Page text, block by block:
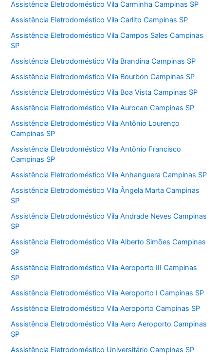
Assistência Eletrodoméstico Vila Carminha Campinas SP
Assistência Eletrodoméstico Vila Carlito Campinas SP
Assistência Eletrodoméstico Vila Campos Sales Campinas
SP
Assistência Eletrodoméstico Vila Brandina Campinas SP
Assistência Eletrodoméstico Vila Bourbon Campinas SP
Assistência Eletrodoméstico Vila Boa Vista Campinas SP
Assistência Eletrodoméstico Vila Aurocan Campinas SP
Assistência Eletrodoméstico Vila Antônio Lourenço
Campinas SP
Assistência Eletrodoméstico Vila Antônio Francisco
Campinas SP
Assistência Eletrodoméstico Vila Anhanguera Campinas SP
Assistência Eletrodoméstico Vila Ângela Marta Campinas
SP
Assistência Eletrodoméstico Vila Andrade Neves Campinas
SP
Assistência Eletrodoméstico Vila Alberto Simões Campinas
SP
Assistência Eletrodoméstico Vila Aeroporto III Campinas
SP
Assistência Eletrodoméstico Vila Aeroporto I Campinas SP
Assistência Eletrodoméstico Vila Aeroporto Campinas SP
Assistência Eletrodoméstico Vila Aero Aeroporto Campinas
SP
Assistência Eletrodoméstico Universitário Campinas SP